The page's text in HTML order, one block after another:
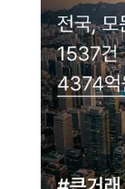
현재 네이버 지